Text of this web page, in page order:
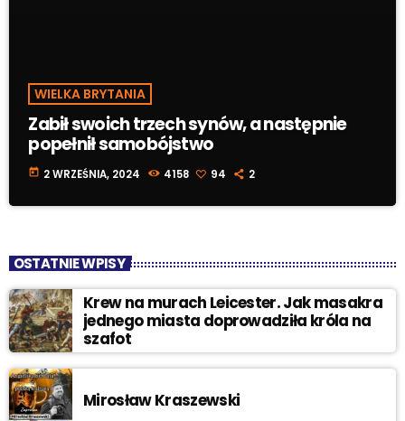
WIELKA BRYTANIA
Zabił swoich trzech synów, a następnie
popełnił samobójstwo
today 2 WRZEŚNIA, 2024 4158 94 2
OSTATNIE WPISY
Krew na murach Leicester. Jak masakra
jednego miasta doprowadziła króla na
szafot
Mirosław Kraszewski